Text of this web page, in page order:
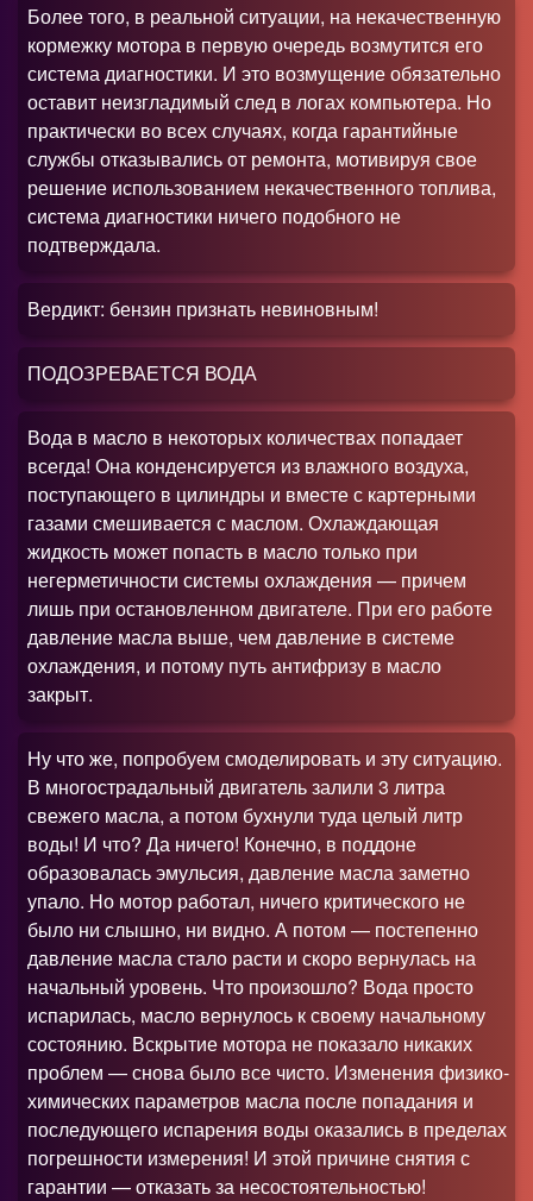
Более того, в реальной ситуации, на некачественную
кормежку мотора в первую очередь возмутится его
система диагностики. И это возмущение обязательно
оставит неизгладимый след в логах компьютера. Но
практически во всех случаях, когда гарантийные
службы отказывались от ремонта, мотивируя свое
решение использованием некачественного топлива,
система диагностики ничего подобного не
подтверждала.
Вердикт: бензин признать невиновным!
ПОДОЗРЕВАЕТСЯ ВОДА
Вода в масло в некоторых количествах попадает
всегда! Она конденсируется из влажного воздуха,
поступающего в цилиндры и вместе с картерными
газами смешивается с маслом. Охлаждающая
жидкость может попасть в масло только при
негерметичности системы охлаждения — причем
лишь при остановленном двигателе. При его работе
давление масла выше, чем давление в системе
охлаждения, и потому путь антифризу в масло
закрыт.
Ну что же, попробуем смоделировать и эту ситуацию.
В многострадальный двигатель залили 3 литра
свежего масла, а потом бухнули туда целый литр
воды! И что? Да ничего! Конечно, в поддоне
образовалась эмульсия, давление масла заметно
упало. Но мотор работал, ничего критического не
было ни слышно, ни видно. А потом — постепенно
давление масла стало расти и скоро вернулась на
начальный уровень. Что произошло? Вода просто
испарилась, масло вернулось к своему начальному
состоянию. Вскрытие мотора не показало никаких
проблем — снова было все чисто. Изменения физико-
химических параметров масла после попадания и
последующего испарения воды оказались в пределах
погрешности измерения! И этой причине снятия с
гарантии — отказать за несостоятельностью!